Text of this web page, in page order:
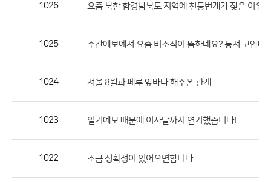
공
1026 요즘 북한 함경남북도 지역에 천둥번개가 잦은 이유
1025 주간예보에서 요즘 비소식이 뜸하네요? 동서 고압대
1024 서울 8월과 페루 앞바다 해수온 관계
1023 일기예보 때문에 이사날까지 연기했습니다!
1022 조금 정확성이 있어으면합니다